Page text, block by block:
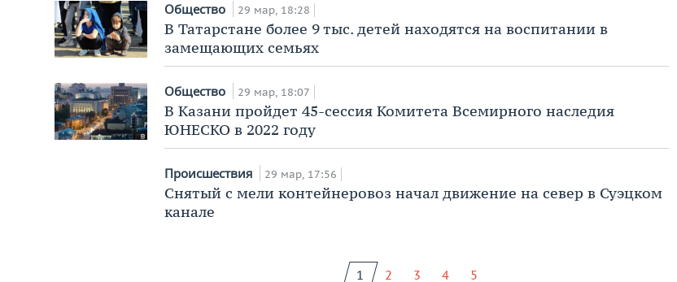
Общество 29 мар, 18:28
В Татарстане более 9 тыс. детей находятся на воспитании в
замещающих семьях
Общество 29 мар, 18:07
В Казани пройдет 45-сессия Комитета Всемирного наследия
ЮНЕСКО в 2022 году
Происшествия 29 мар, 17:56
Снятый с мели контейнеровоз начал движение на север в Суэцком
канале
1 2 3 4 5